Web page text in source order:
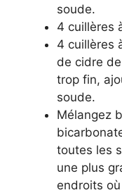
soude.
4 cuillères
4 cuillères
de cidre
trop fin,
soude.
Mélangez
toutes les
une plus
endroits